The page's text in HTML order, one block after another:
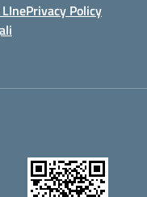
Privacy Policy